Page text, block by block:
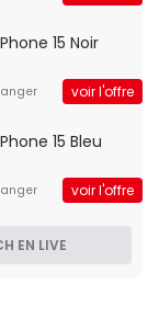
15 Noir
voir l'offre
15 Bleu
voir l'offre
EN LIVE